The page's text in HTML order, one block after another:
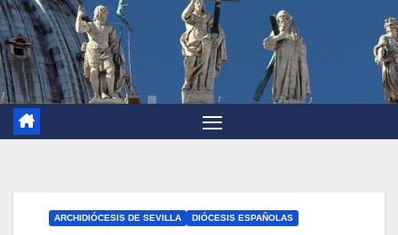
ARCHIDIÓCESIS DE SEVILLA DIÓCESIS ESPAÑOLAS